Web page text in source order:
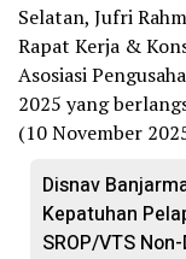
Selatan, Jufri
Rapat Kerja &
Asosiasi
2025 yang
(10 November
Disnav
Kepatuhan
SROP/VTS